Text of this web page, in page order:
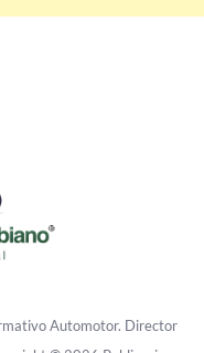
Automotor. Director